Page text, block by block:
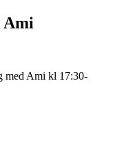
Ami
med Ami kl 17:30-